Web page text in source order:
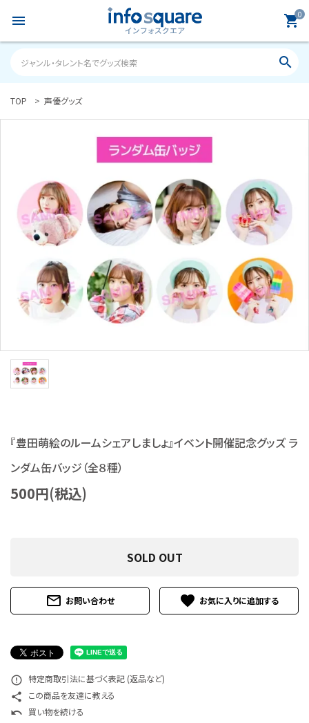
menu 0
shopping_cart
search
meeting_room ログイン person 新規会員登録
カテゴリーから探す
S Cawaii! ME
声優写真集・フォトブック
声優グッズ
ヒーロー文庫
プライバシーポリシー
TOP 声優グッズ
『豊田萌絵のルームシェアしましょ』イベント開催記念グッズ ラ
ンダム缶バッジ（全８種）
500円(税込)
SOLD OUT
mail_outline お問い合わせ favorite
error_outline 特定商取引法に基づく表記 (返品など)
share この商品を友達に教える
undo 買い物を続ける